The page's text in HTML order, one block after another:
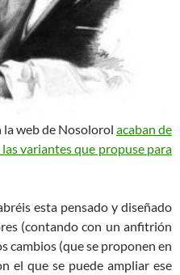
la web de Nosolorol acaban de
variantes que propuse para
esta pensado y diseñado
(contando con un anfitrión
cambios (que se proponen en
el que se puede ampliar ese